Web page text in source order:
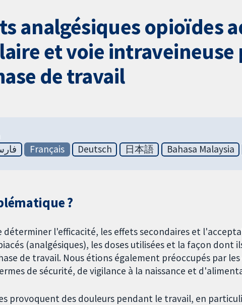
analgésiques opioïdes
et voie
de travail
Français Deutsch 日本語 Bahasa Malaysia
?
déterminer l'efficacité, les effets secondaires et
(analgésiques), les doses utilisées et la façon dont
de travail. Nous étions également préoccupés par
de sécurité, de vigilance à la naissance et
provoquent des douleurs pendant le travail, en